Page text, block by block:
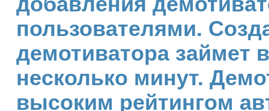
пользователями.
демотиватора займет
несколько минут.
высоким рейтингом